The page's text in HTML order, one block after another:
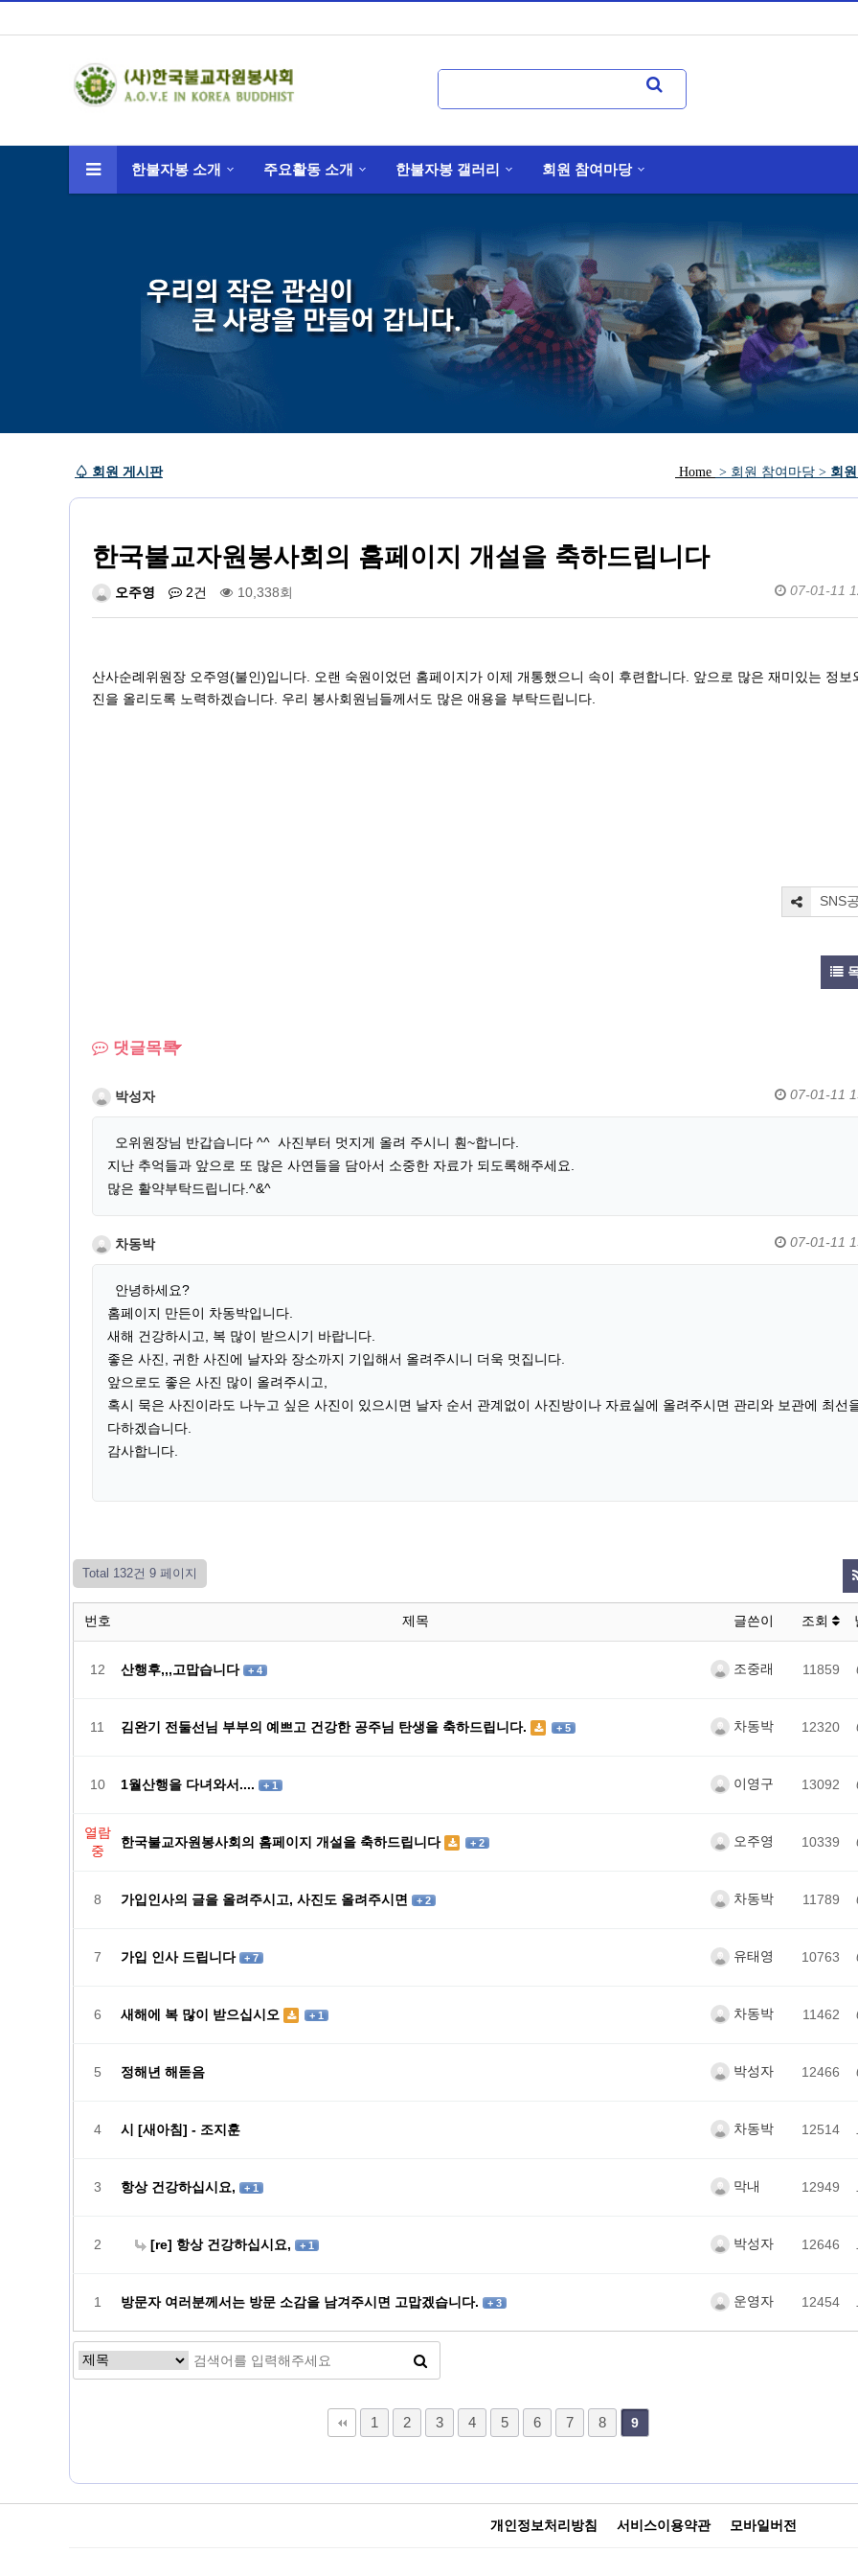
한불자봉 소개 주요활동 소개 한불자봉 갤러리 회원 참여마당
♤ 회원 게시판 Home > 회원 참여마당 > 회
한국불교자원봉사회의 홈페이지 개설을 축하드립니다
오주영 2건 10,338회 07-01-11
산사순례위원장 오주영(불인)입니다. 오랜 숙원이었던 홈페이지가 이제 개통했으니 속이 후련합니다. 앞으로 많은 재미있는 정보
진을 올리도록 노력하겠습니다. 우리 봉사회원님들께서도 많은 애용을 부탁드립니다.
SNS
댓글목록
박성자 07-01-11
오위원장님 반갑습니다 ^^ 사진부터 멋지게 올려 주시니 훤~합니다.
지난 추억들과 앞으로 또 많은 사연들을 담아서 소중한 자료가 되도록해주세요.
많은 활약부탁드립니다.^&^
차동박 07-01-11
안녕하세요?
홈페이지 만든이 차동박입니다.
새해 건강하시고, 복 많이 받으시기 바랍니다.
좋은 사진, 귀한 사진에 날자와 장소까지 기입해서 올려주시니 더욱 멋집니다.
앞으로도 좋은 사진 많이 올려주시고,
혹시 묵은 사진이라도 나누고 싶은 사진이 있으시면 날자 순서 관계없이 사진방이나 자료실에 올려주시면 관리와 보관에 최선
다하겠습니다.
감사합니다.
Total 132건 9 페이지
번호 제목 글쓴이 조회
12 산행후,,,고맙습니다 + 4 조중래 11859
11 김완기 전둘선님 부부의 예쁘고 건강한 공주님 탄생을 축하드립니다. + 5 차동박 12320
10 1월산행을 다녀와서.... + 1 이영구 13092
열람
중
한국불교자원봉사회의 홈페이지 개설을 축하드립니다 + 2 오주영 10339
8 가입인사의 글을 올려주시고, 사진도 올려주시면 + 2 차동박 11789
7 가입 인사 드립니다 + 7 유태영 10763
6 새해에 복 많이 받으십시오 + 1 차동박 11462
5 정해년 해돋음 박성자 12466
4 시 [새아침] - 조지훈 차동박 12514
3 항상 건강하십시요, + 1 막내 12949
2 [re] 항상 건강하십시요, + 1 박성자 12646
1 방문자 여러분께서는 방문 소감을 남겨주시면 고맙겠습니다. + 3 운영자 12454
1 2 3 4 5 6 7 8 9
방문인사.
개인정보처리방침 서비스이용약관 모바일버전